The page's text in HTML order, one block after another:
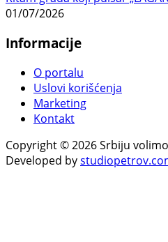
01/07/2026
Informacije
O portalu
Uslovi korišćenja
Marketing
Kontakt
Copyright © 2026 Srbiju
Developed by